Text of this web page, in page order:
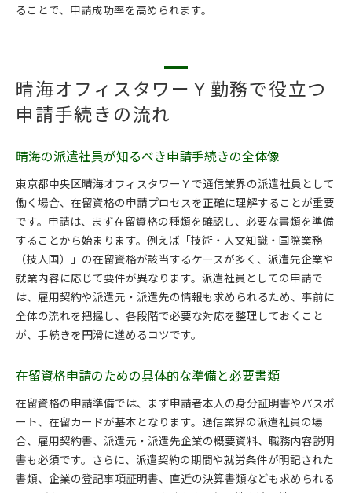
行政書士と連携した長期キャリア形成の方法
ることで、申請成功率を高められます。
晴海オフィスタワーＹ勤務で役立つ
申請手続きの流れ
晴海の派遣社員が知るべき申請手続きの全体像
東京都中央区晴海オフィスタワーＹで通信業界の派遣社員として
働く場合、在留資格の申請プロセスを正確に理解することが重要
です。申請は、まず在留資格の種類を確認し、必要な書類を準備
することから始まります。例えば「技術・人文知識・国際業務
（技人国）」の在留資格が該当するケースが多く、派遣先企業や
就業内容に応じて要件が異なります。派遣社員としての申請で
は、雇用契約や派遣元・派遣先の情報も求められるため、事前に
全体の流れを把握し、各段階で必要な対応を整理しておくこと
が、手続きを円滑に進めるコツです。
在留資格申請のための具体的な準備と必要書類
在留資格の申請準備では、まず申請者本人の身分証明書やパスポ
ート、在留カードが基本となります。通信業界の派遣社員の場
合、雇用契約書、派遣元・派遣先企業の概要資料、職務内容説明
書も必須です。さらに、派遣契約の期間や就労条件が明記された
書類、企業の登記事項証明書、直近の決算書類なども求められる